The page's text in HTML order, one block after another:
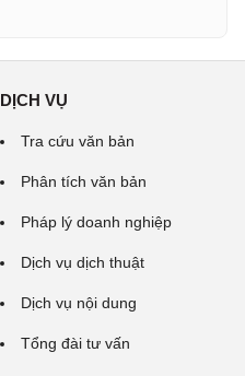
DỊCH VỤ
Tra cứu văn bản
Phân tích văn bản
Pháp lý doanh nghiệp
Dịch vụ dịch thuật
Dịch vụ nội dung
Tổng đài tư vấn